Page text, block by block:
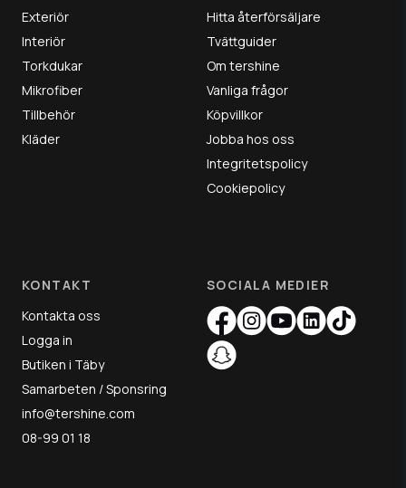
Exteriör
Interiör
Torkdukar
Mikrofiber
Tillbehör
Kläder
Hitta återförsäljare
Tvättguider
Om tershine
Vanliga frågor
Köpvillkor
Jobba hos oss
Integritetspolicy
Cookiepolicy
KONTAKT
Kontakta oss
Logga in
Butiken i Täby
Samarbeten / Sponsring
info@tershine.com
08-99 01 18
SOCIALA MEDIER